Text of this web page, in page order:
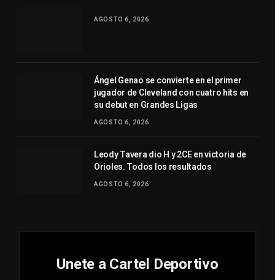
AGOSTO 6, 2026
Ángel Genao se convierte en el primer
jugador de Cleveland con cuatro hits en
su debut en Grandes Ligas
AGOSTO 6, 2026
Leody Tavera dio H y 2CE en victoria de
Orioles. Todos los resultados
AGOSTO 6, 2026
Unete a Cartel Deportivo